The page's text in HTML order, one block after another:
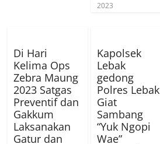
2023
Di Hari
Kelima Ops
Zebra Maung
2023 Satgas
Preventif dan
Gakkum
Laksanakan
Gatur dan
Kapolsek
Lebak
gedong
Polres Lebak
Giat
Sambang
“Yuk Ngopi
Wae”